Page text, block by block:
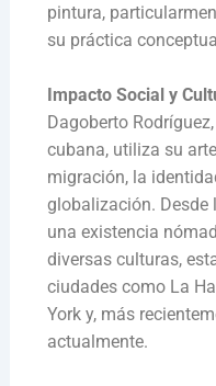
pintura,
su práctica
Impacto Social y
Dagoberto
cubana, utiliza su
migración, la
globalización. Desde
una existencia
diversas culturas,
ciudades como La
York y, más
actualmente.